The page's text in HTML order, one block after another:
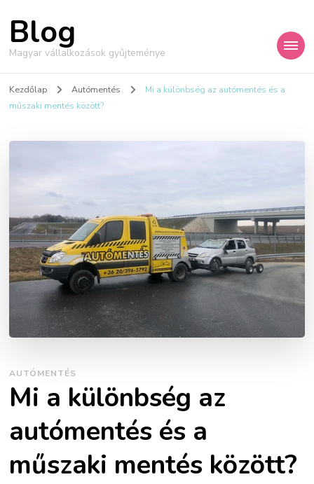
Blog
Magyar vállalkozások gyűjteménye
Kezdőlap Autómentés
Mi a különbség az autómentés és a
műszaki mentés között?
AUTÓMENTÉS
Mi a különbség az
autómentés és a
műszaki mentés között?